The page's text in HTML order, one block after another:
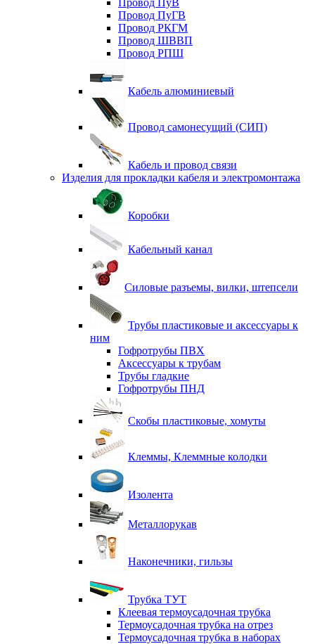
Провод ПуВ
Провод ПуГВ
Провод РКГМ
Провод ШВВП
Провод РПШ
Кабель алюминиевый
Провод самонесущий (СИП)
Кабель и провод связи
Изделия для прокладки кабеля и электромонтажа
Коробки
Кабельный канал
Силовые разъемы, вилки, штепсели
Трубы пластиковые и аксессуары к
ним
Гофротрубы ПВХ
Аксессуары к трубам
Трубы гладкие
Гофротрубы ПНД
Скобы пластиковые, хомуты
Клеммы, Клеммные колодки
Изолента
Металлорукав
Наконечники, гильзы
Трубка ТУТ
Клеевая термоусадочная трубка
Термоусадочная трубка на отрез
Термоусадочная трубка в наборах